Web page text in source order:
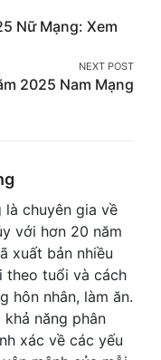
Nữ Mạng: Xem
NEXT POST
2025 Nam Mạng
chuyên gia về
với hơn 20 năm
xuất bản nhiều
theo tuổi và cách
hôn nhân, làm ăn.
năng phân
xác về các yếu